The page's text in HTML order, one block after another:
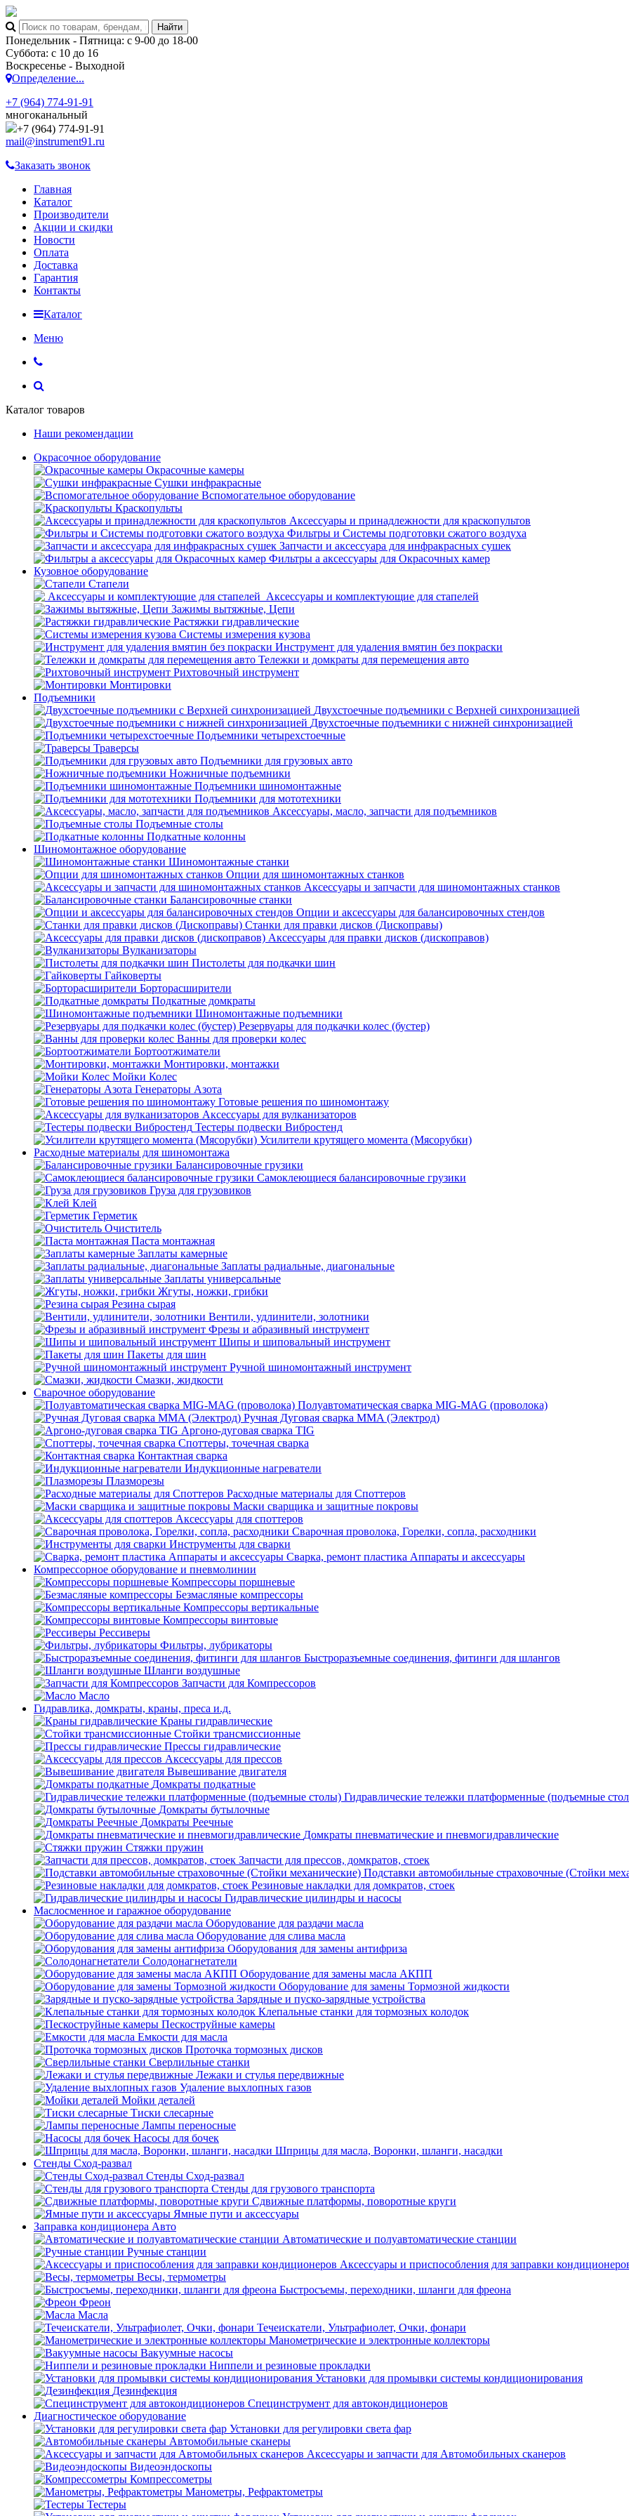
Понедельник - Пятница: с 9-00 до 18-00
Суббота: с 10 до 16
Воскресенье - Выходной
Определение...
+7 (964) 774-91-91
многоканальный
+7 (964) 774-91-91
mail@instrument91.ru
Заказать звонок
Главная
Каталог
Производители
Акции и скидки
Новости
Оплата
Доставка
Гарантия
Контакты
Каталог
Меню
Каталог товаров
Наши рекомендации
Окрасочное оборудование
Окрасочные камеры
Сушки инфракрасные
Вспомогательное оборудование
Краскопульты
Аксессуары и принадлежности для краскопультов
Фильтры и Системы подготовки сжатого воздуха
Запчасти и аксессуара для инфракрасных сушек
Фильтры а аксессуары для Окрасочных камер
Кузовное оборудование
Стапели
Аксессуары и комплектующие для стапелей
Зажимы вытяжные, Цепи
Растяжки гидравлические
Системы измерения кузова
Инструмент для удаления вмятин без покраски
Тележки и домкраты для перемещения авто
Рихтовочный инструмент
Монтировки
Подъемники
Двухстоечные подъемники с Верхней синхронизацией
Двухстоечные подъемники с нижней синхронизацией
Подъемники четырехстоечные
Траверсы
Подъемники для грузовых авто
Ножничные подъемники
Подъемники шиномонтажные
Подъемники для мототехники
Аксессуары, масло, запчасти для подъемников
Подъемные столы
Подкатные колонны
Шиномонтажное оборудование
Шиномонтажные станки
Опции для шиномонтажных станков
Аксессуары и запчасти для шиномонтажных станков
Балансировочные станки
Опции и аксессуары для балансировочных стендов
Станки для правки дисков (Дископравы)
Аксессуары для правки дисков (дископравов)
Вулканизаторы
Пистолеты для подкачки шин
Гайковерты
Борторасширители
Подкатные домкраты
Шиномонтажные подъемники
Резервуары для подкачки колес (бустер)
Ванны для проверки колес
Бортоотжиматели
Монтировки, монтажки
Мойки Колес
Генераторы Азота
Готовые решения по шиномонтажу
Аксессуары для вулканизаторов
Тестеры подвески Вибростенд
Усилители крутящего момента (Мясорубки)
Расходные материалы для шиномонтажа
Балансировочные грузики
Самоклеющиеся балансировочные грузики
Груза для грузовиков
Клей
Герметик
Очиститель
Паста монтажная
Заплаты камерные
Заплаты радиальные, диагональные
Заплаты универсальные
Жгуты, ножки, грибки
Резина сырая
Вентили, удлинители, золотники
Фрезы и абразивный инструмент
Шипы и шиповальный инструмент
Пакеты для шин
Ручной шиномонтажный инструмент
Смазки, жидкости
Сварочное оборудование
Полуавтоматическая сварка MIG-MAG (проволока)
Ручная Дуговая сварка MMA (Электрод)
Аргоно-дуговая сварка TIG
Споттеры, точечная сварка
Контактная сварка
Индукционные нагреватели
Плазморезы
Расходные материалы для Споттеров
Маски сварщика и защитные покровы
Аксессуары для споттеров
Сварочная проволока, Горелки, сопла, расходники
Инструменты для сварки
Сварка, ремонт пластика Аппараты и аксессуары
Компрессорное оборудование и пневмолинии
Компрессоры поршневые
Безмасляные компрессоры
Компрессоры вертикальные
Компрессоры винтовые
Рессиверы
Фильтры, лубрикаторы
Быстроразъемные соединения, фитинги для шлангов
Шланги воздушные
Запчасти для Компрессоров
Масло
Гидравлика, домкраты, краны, преса и.д.
Краны гидравлические
Стойки трансмиссионные
Прессы гидравлические
Аксессуары для прессов
Вывешивание двигателя
Домкраты подкатные
Гидравлические тележки платформенные (подъемные
Домкраты бутылочные
Домкраты Реечные
Домкраты пневматические и пневмогидравлические
Стяжки пружин
Запчасти для прессов, домкратов, стоек
Подставки автомобильные страховочные (Стойки
Резиновые накладки для домкратов, стоек
Гидравлические цилиндры и насосы
Маслосменное и гаражное оборудование
Оборудование для раздачи масла
Оборудование для слива масла
Оборудования для замены антифриза
Солодонагнетатели
Оборудование для замены масла АКПП
Оборудование для замены Тормозной жидкости
Зарядные и пуско-зарядные устройства
Клепальные станки для тормозных колодок
Пескоструйные камеры
Емкости для масла
Проточка тормозных дисков
Сверлильные станки
Лежаки и стулья передвижные
Удаление выхлопных газов
Мойки деталей
Тиски слесарные
Лампы переносные
Насосы для бочек
Шприцы для масла, Воронки, шланги, насадки
Стенды Сход-развал
Стенды Сход-развал
Стенды для грузового транспорта
Сдвижные платформы, поворотные круги
Ямные пути и аксессуары
Заправка кондиционера Авто
Автоматические и полуавтоматические станции
Ручные станции
Аксессуары и приспособления для заправки
Весы, термометры
Быстросъемы, переходники, шланги для фреона
Фреон
Масла
Течеискатели, Ультрафиолет, Очки, фонари
Манометрические и электронные коллекторы
Вакуумные насосы
Ниппели и резиновые прокладки
Установки для промывки системы кондиционирования
Дезинфекция
Специнструмент для автокондиционеров
Диагностическое оборудование
Установки для регулировки света фар
Автомобильные сканеры
Аксессуары и запчасти для Автомобильных сканеров
Видеоэндоскопы
Компрессометры
Манометры, Рефрактометры
Тестеры